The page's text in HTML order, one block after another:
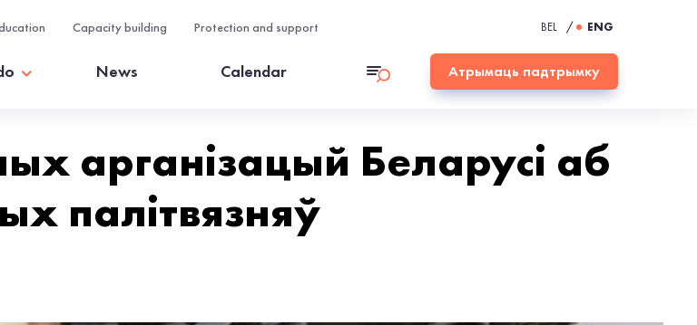
Capacity building Protection and support BEL / ENG
News Calendar Атрымаць падтрымку
арганізацый Беларусі аб
палітвязняў